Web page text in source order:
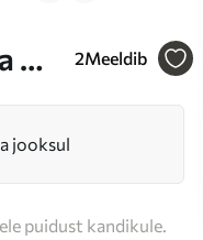
Nr
2Meeldib
jooksul
puidust kandikule.